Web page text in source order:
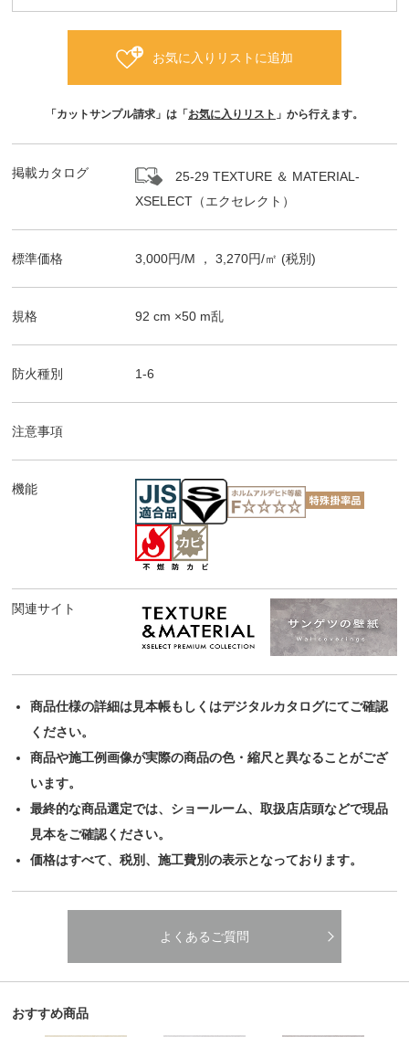
お気に入りリストに追加
「カットサンプル請求」は「 お気に入りリスト 」から行えます。
掲載カタログ
25-29 TEXTURE ＆ MATERIAL-
XSELECT（エクセレクト）
標準価格 3,000円/M ，3,270円/㎡ (税別)
規格 92 cm ×50 m乱
防火種別 1-6
注意事項
機能
関連サイト
商品仕様の詳細は見本帳もしくはデジタルカタログにてご確認
ください。
商品や施工例画像が実際の商品の色・縮尺と異なることがござ
います。
最終的な商品選定では、ショールーム、取扱店店頭などで現品
見本をご確認ください。
価格はすべて、税別、施工費別の表示となっております。
よくあるご質問
おすすめ商品